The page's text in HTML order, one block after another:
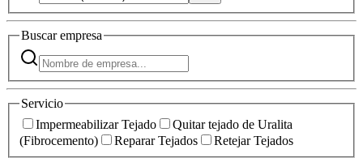
Buscarempresa
Servicio
Impermeabilizar Tejado
Quitar tejado de Uralita
(Fibrocemento)
Reparar Tejados Retejar Tejados